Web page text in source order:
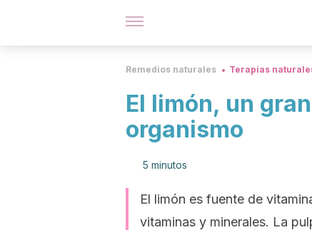
Remedios naturales Terapias
El limón, un
organismo
5 minutos
El limón es fuente de
vitaminas y minerales. La